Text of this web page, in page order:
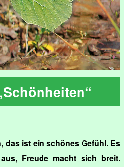
das ist ein schönes Gefühl. Es
Freude macht sich breit.